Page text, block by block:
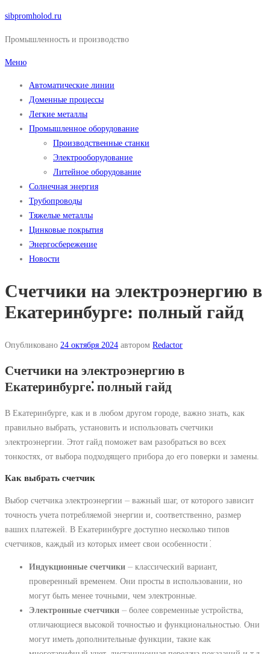
Перейти
содержимому
sibpromholod.ru
Промышленность и производство
Меню
Автоматические линии
Доменные процессы
Легкие металлы
Промышленное оборудование
Производственные станки
Электрооборудование
Литейное оборудование
Солнечная энергия
Трубопроводы
Тяжелые металлы
Цинковые покрытия
Энергосбережение
Новости
Счетчики на электроэнергию в
Екатеринбурге: полный гайд
Опубликовано 24 октября 2024 автором Redactor
Счетчики на электроэнергию в
Екатеринбурге⁚ полный гайд
В Екатеринбурге, как и в любом другом городе, важно знать, как
правильно выбрать, установить и использовать счетчики
электроэнергии. Этот гайд поможет вам разобраться во всех
тонкостях, от выбора подходящего прибора до его поверки и замены.
Как выбрать счетчик
Выбор счетчика электроэнергии ⏤ важный шаг, от которого зависит
точность учета потребляемой энергии и, соответственно, размер
ваших платежей. В Екатеринбурге доступно несколько типов
счетчиков, каждый из которых имеет свои особенности⁚
Индукционные счетчики ⏤ классический вариант,
проверенный временем. Они просты в использовании, но
могут быть менее точными, чем электронные.
Электронные счетчики ⏤ более современные устройства,
отличающиеся высокой точностью и функциональностью. Они
могут иметь дополнительные функции, такие как